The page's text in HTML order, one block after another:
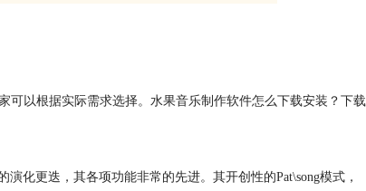
可以根据实际需求选择。水果音乐制作软件怎么下载安装？下载
演化更迭，其各项功能非常的先进。其开创性的Pat\song模式，